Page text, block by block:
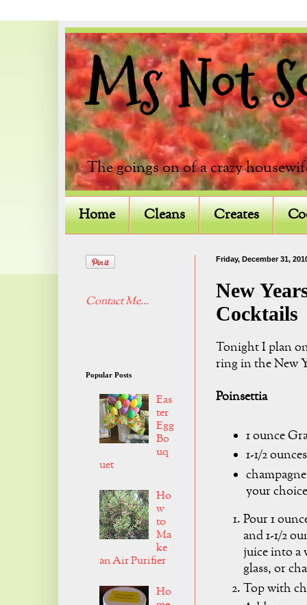
Ms Not
The goings on of a crazy
Home Cleans Creates
Friday, December 31,
New
Cocktails
Tonight I plan
ring in the New
Poinsettia
1 ounce
1-1/2
your choice
Pour 1
and 1-1/2
juice into a
glass, or
Top with
Contact Me...
Popular Posts
Eas
ter
Egg
Bo
uq
uet
Ho
w
to
Ma
ke
an Air Purifier
Ho